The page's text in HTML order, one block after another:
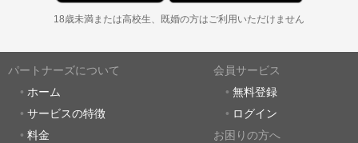
18歳未満または高校生、既婚の方はご利用いただけません
パートナーズについて
ホーム
サービスの特徴
料金
会員サービス
無料登録
ログイン
お困りの方へ